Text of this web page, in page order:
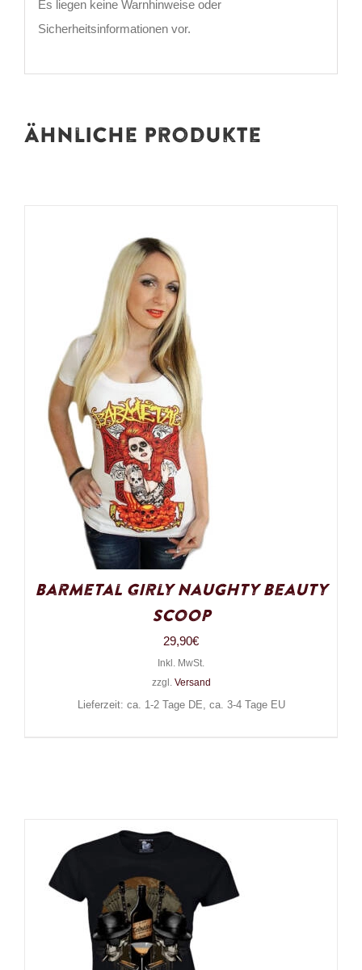
Es liegen keine Warnhinweise oder
Sicherheitsinformationen vor.
Ähnliche Produkte
Barmetal Girly Naughty Beauty
Scoop
29,90€
Inkl. MwSt.
zzgl. Versand
Lieferzeit: ca. 1-2 Tage DE, ca. 3-4 Tage EU